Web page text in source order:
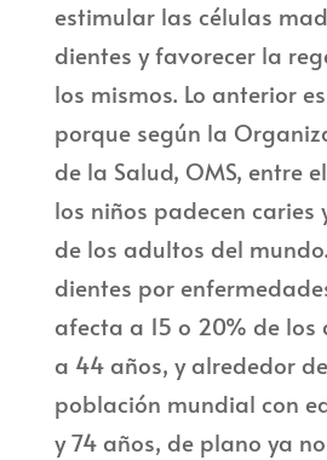
estimular las células
dientes y favorecer la
los mismos. Lo anterior
porque según la
de la Salud, OMS, entre
los niños padecen caries
de los adultos del
dientes por
afecta a 15 o 20% de
a 44 años, y alrededor
población mundial con
y 74 años, de plano ya